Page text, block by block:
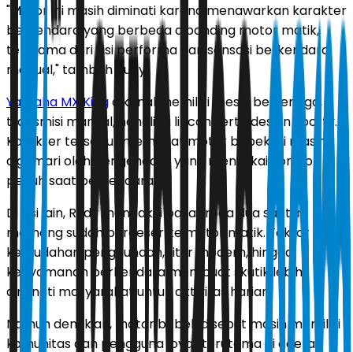
"Motor ini masih diminati karena menawarkan karakter
berkendara yang berbeda dibanding motor matik,
terutama dari sisi performa dan sensasi berkendara
manual," tambah Rudy.
Yamaha MX Kingdikenal memiliki mesin bertenaga,
transmisi manual, handling lincah serta desain sporty.
Karakter tersebut membuat motor bebek ini masih
digemari oleh pengendara yang menyukai kontrol
penuh saat berkendara.
Di sisi lain, Rudy mengakui pasar roda dua saat ini
memang sudah bergeser ke motor matik. Faktor
kemudahan penggunaan, fitur modern, hingga
kenyamanan berkendara membuat skutik lebih
diminati masyarakat untuk aktivitas harian.
Namun demikian, motor bebek disebut masih memiliki
komunitas dan pengguna loyal, terutama di daerah